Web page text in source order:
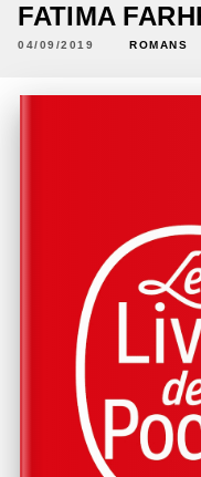
FATIMA
04/09/2019 ROMANS